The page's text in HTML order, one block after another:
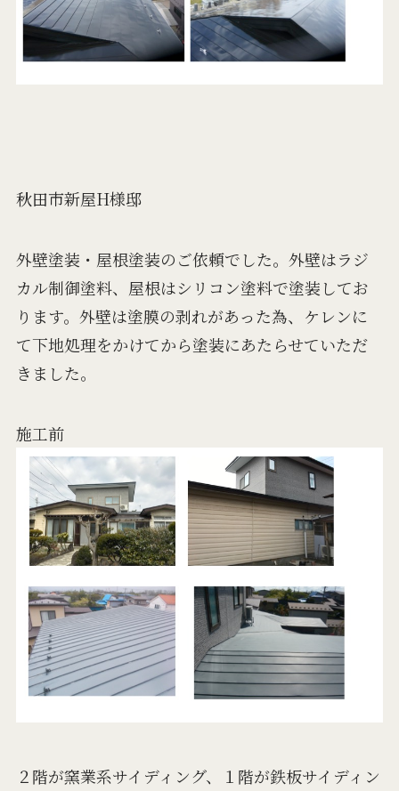
秋田市新屋H様邸
外壁塗装・屋根塗装のご依頼でした。外壁はラジ
カル制御塗料、屋根はシリコン塗料で塗装してお
ります。外壁は塗膜の剥れがあった為、ケレンに
て下地処理をかけてから塗装にあたらせていただ
きました。
施工前
２階が窯業系サイディング、１階が鉄板サイディン